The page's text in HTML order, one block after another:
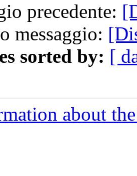
precedente:
messaggio:
sorted by: [
about